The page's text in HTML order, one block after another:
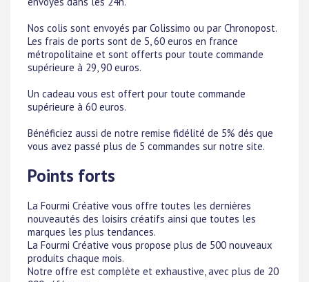
Nos colis sont envoyés par Colissimo ou par Chronopost.
Les frais de ports sont de 5, 60 euros en france
métropolitaine et sont offerts pour toute commande
supérieure à 29, 90 euros.
Un cadeau vous est offert pour toute commande
supérieure à 60 euros.
Bénéficiez aussi de notre remise fidélité de 5% dés que
vous avez passé plus de 5 commandes sur notre site.
Points forts
La Fourmi Créative vous offre toutes les dernières
nouveautés des loisirs créatifs ainsi que toutes les
marques les plus tendances.
La Fourmi Créative vous propose plus de 500 nouveaux
produits chaque mois.
Notre offre est complète et exhaustive, avec plus de 20